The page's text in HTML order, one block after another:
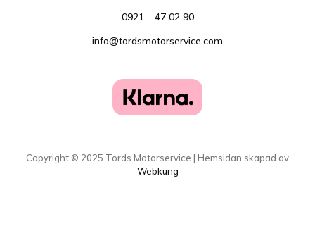
0921 – 47 02 90
info@tordsmotorservice.com
Copyright © 2025 Tords Motorservice | Hemsidan skapad av
Webkung